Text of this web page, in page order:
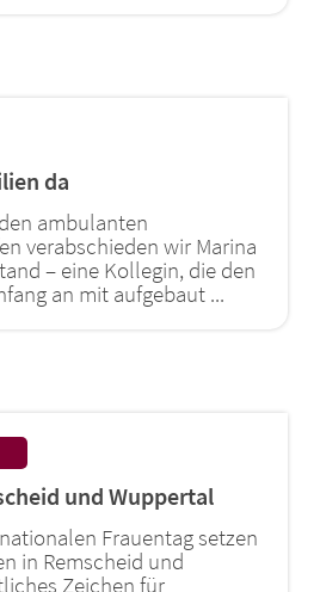
da
ambulanten
verabschieden wir Marina
– eine Kollegin, die den
an mit aufgebaut ...
und Wuppertal
Frauentag setzen
in Remscheid und
Zeichen für